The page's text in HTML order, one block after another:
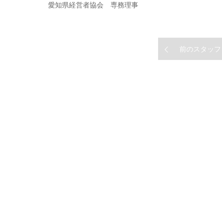
愛知県経営者協会 専務理事
前のスタッフ